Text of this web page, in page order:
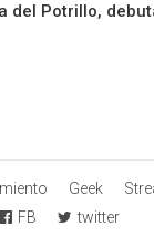
del Potrillo,
Geek
FB
twitter